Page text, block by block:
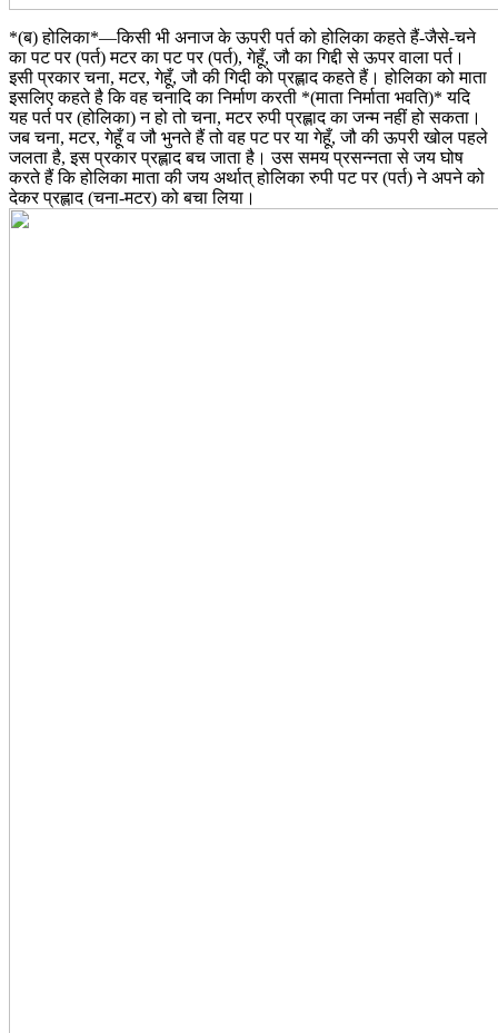
*(ब) होलिका*―किसी भी अनाज के ऊपरी पर्त को होलिका कहते हैं-जैसे-चने
का पट पर (पर्त) मटर का पट पर (पर्त), गेहूँ, जौ का गिद्दी से ऊपर वाला पर्त।
इसी प्रकार चना, मटर, गेहूँ, जौ की गिदी को प्रह्लाद कहते हैं। होलिका को माता
इसलिए कहते है कि वह चनादि का निर्माण करती *(माता निर्माता भवति)* यदि
यह पर्त पर (होलिका) न हो तो चना, मटर रुपी प्रह्लाद का जन्म नहीं हो सकता।
जब चना, मटर, गेहूँ व जौ भुनते हैं तो वह पट पर या गेहूँ, जौ की ऊपरी खोल पहले
जलता है, इस प्रकार प्रह्लाद बच जाता है। उस समय प्रसन्नता से जय घोष
करते हैं कि होलिका माता की जय अर्थात् होलिका रुपी पट पर (पर्त) ने अपने को
देकर प्रह्लाद (चना-मटर) को बचा लिया।